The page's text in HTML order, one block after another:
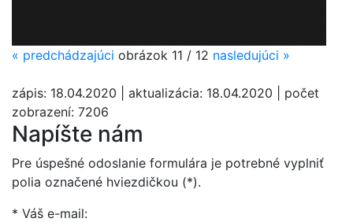
« predchádzajúci obrázok 11 / 12 nasledujúci »
zápis: 18.04.2020 | aktualizácia: 18.04.2020 | počet
zobrazení: 7206
Napíšte nám
Pre úspešné odoslanie formulára je potrebné vyplniť
polia označené hviezdičkou (*).
* Váš e-mail: